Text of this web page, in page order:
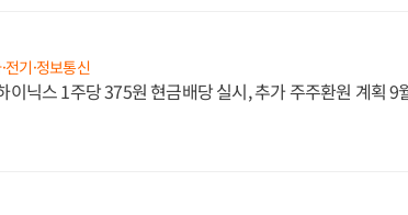
전기·정보통신
이닉스 1주당 375원 현금배당 실시, 추가 주주환원 계획 9